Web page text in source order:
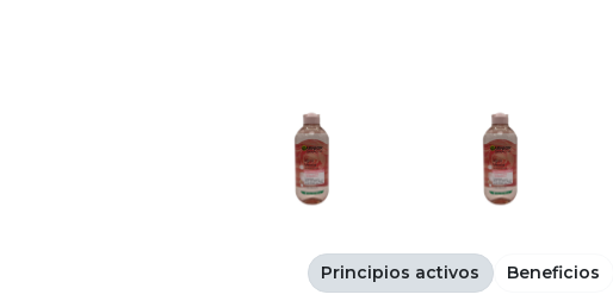
Principios activos Beneficios